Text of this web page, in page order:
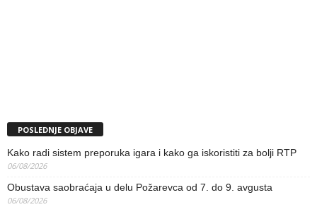
POSLEDNJE OBJAVE
Kako radi sistem preporuka igara i kako ga iskoristiti za bolji RTP
06/08/2026
Obustava saobraćaja u delu Požarevca od 7. do 9. avgusta
06/08/2026